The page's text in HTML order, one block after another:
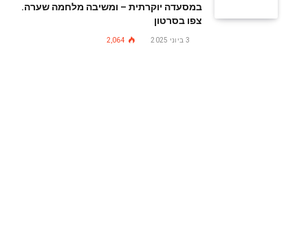
במסעדה יוקרתית – ומשיבה מלחמה שערה.
צפו בסרטון
3 ביוני 2025 2,064